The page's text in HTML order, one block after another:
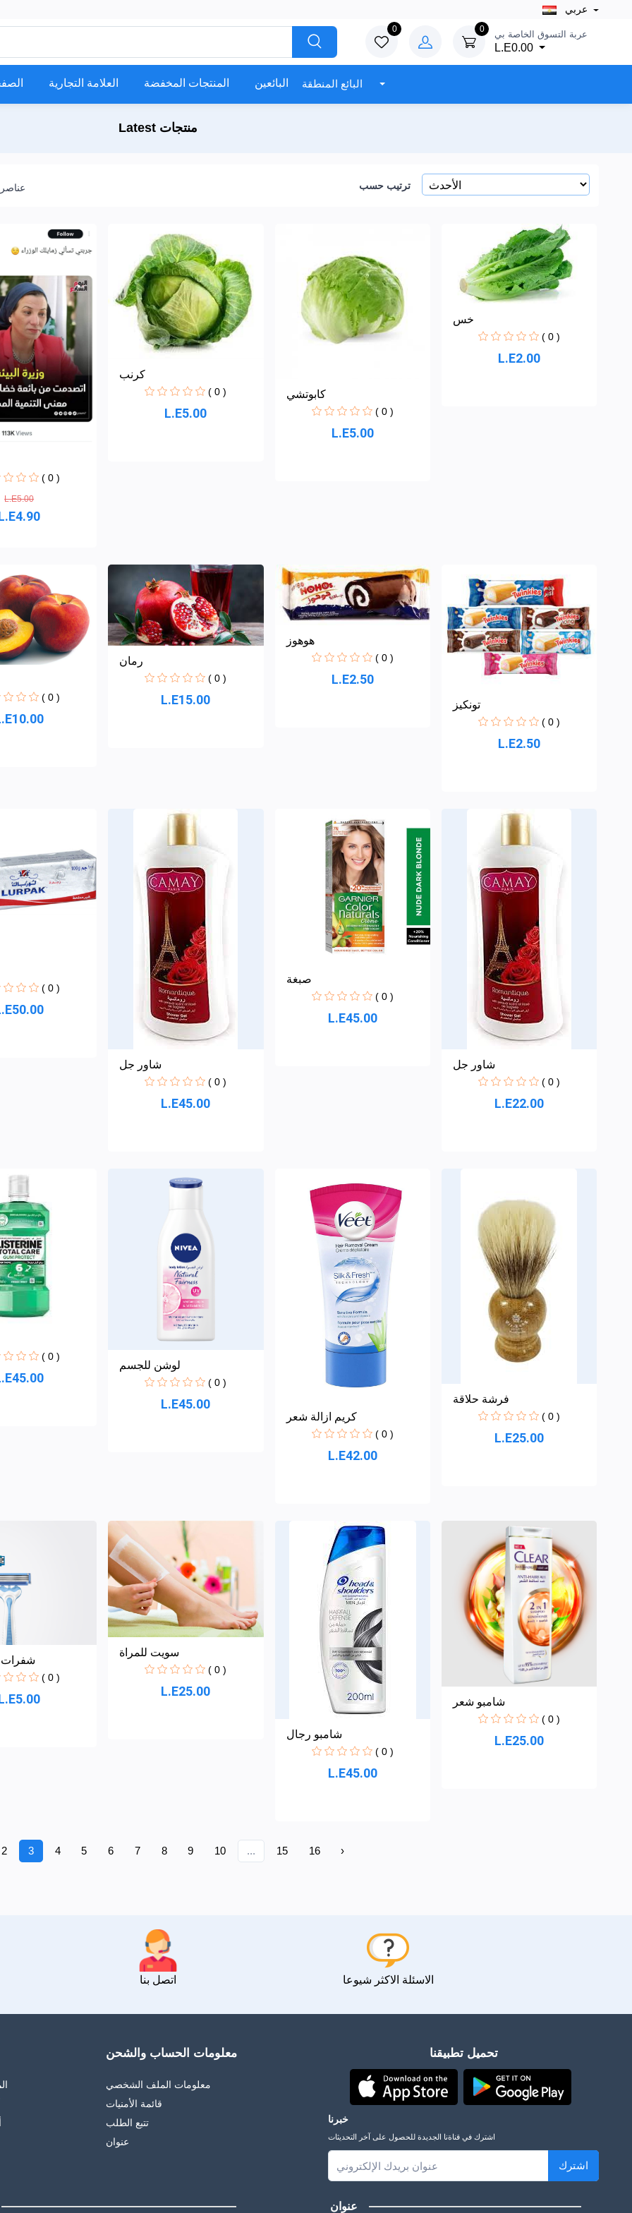
0 0 عربة التسوق الخاصة بي
L.E0.00
العلامة التجارية المنتجات المخفضة البائعين
Latest منتجات
318 ترتيب حسب
( 0 )
L.E5.00
كرنب
( 0 )
L.E5.00
كابوتشي
( 0 )
L.E5.00
خس
( 0 )
L.E2.00
( 0 )
رمان
( 0 )
L.E15.00
هوهوز
( 0 )
L.E2.50
تونكيز
( 0 )
L.E2.50
( 0 )
شاور جل
( 0 )
L.E45.00
صبغة
( 0 )
L.E45.00
شاور جل
( 0 )
L.E22.00
( 0 )
لوشن للجسم
( 0 )
L.E45.00
كريم ازالة شعر
( 0 )
L.E42.00
فرشة حلاقة
( 0 )
L.E25.00
شفرات
( 0 )
سويت للمراة
( 0 )
L.E25.00
شامبو رجال
( 0 )
L.E45.00
شامبو شعر
( 0 )
L.E25.00
2 3 4 5 6 7 8 9 10 ... 15 16 ›
اتصل بنا الاسئلة الاكثر شيوعا
معلومات الحساب والشحن
معلومات الملف الشخصي
قائمة الأمنيات
تتبع الطلب
عنوان
تحميل تطبيقنا
خبرنا
اشترك في قناةنا الجديدة للحصول على آخر التحديثات
اشترك
عنوان